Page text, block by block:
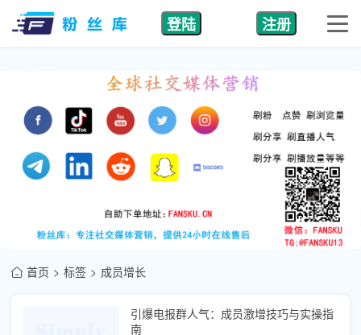
登陆 注册
首页 标签 成员增长
引爆电报群人气：成员激增技巧与实操指
南